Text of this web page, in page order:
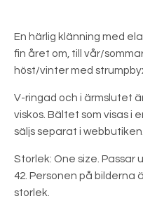
En härlig klänning med
fin året om, till vår/
höst/vinter med
V-ringad och i ärmslutet
viskos. Bältet som visas i
säljs separat i webbutiken.
Storlek: One size. Passar
42. Personen på bilderna
storlek.